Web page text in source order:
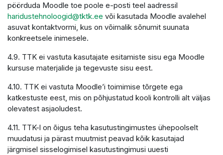
pöörduda Moodle toe poole e-posti teel aadressil
haridustehnoloogid@tktk.ee või kasutada Moodle avalehel
asuvat kontaktvormi, kus on võimalik sõnumit suunata
konkreetsele inimesele.
4.9. TTK ei vastuta kasutajate esitamiste sisu ega Moodle
kursuse materjalide ja tegevuste sisu eest.
4.10. TTK ei vastuta Moodle’i toimimise tõrgete ega
katkestuste eest, mis on põhjustatud kooli kontrolli alt väljas
olevatest asjaoludest.
4.11. TTK-l on õigus teha kasutustingimustes ühepoolselt
muudatusi ja pärast muutmist peavad kõik kasutajad
järgmisel sisselogimisel kasutustingimusi uuesti